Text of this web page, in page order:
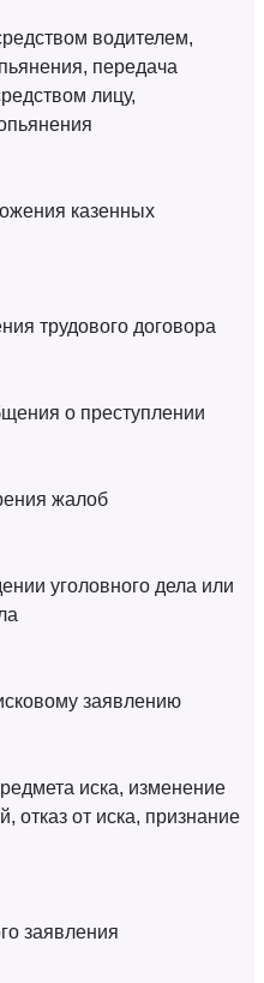
водителем,
передача
лицу,
казенных
трудового договора
о преступлении
жалоб
уголовного дела или
заявлению
иска, изменение
отказ от иска, признание
заявления